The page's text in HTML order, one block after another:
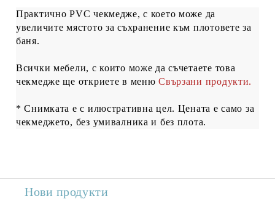
Практично PVC чекмедже, с което може да
увеличите мястото за съхранение към плотоветеза
баня.
Всички мебели, с които може да съчетаете това
чекмедже ще откриете в менюСвързани продукти.
* Снимката е с илюстративна цел. Цената е само за
чекмеджето, без умивалника и без плота.
Нови продукти